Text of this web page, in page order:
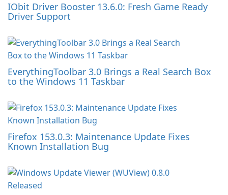
IObit Driver Booster 13.6.0: Fresh Game Ready
Driver Support
EverythingToolbar 3.0 Brings a Real Search Box
to the Windows 11 Taskbar
Firefox 153.0.3: Maintenance Update Fixes
Known Installation Bug